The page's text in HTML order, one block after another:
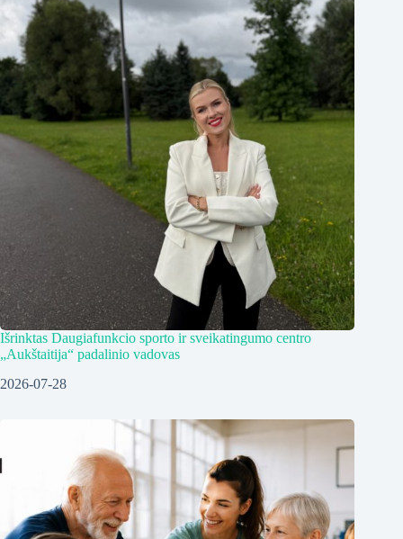
Išrinktas Daugiafunkcio sporto ir sveikatingumo centro
„Aukštaitija“ padalinio vadovas
2026-07-28